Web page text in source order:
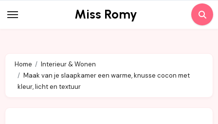
to
Miss Romy
Home
Interieur & Wonen
Maak van je slaapkamer een warme, knusse cocon met
kleur, licht en textuur